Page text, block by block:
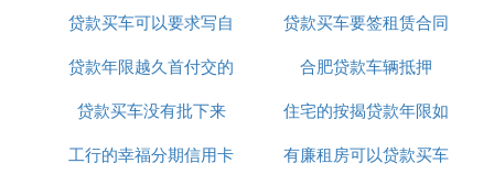
贷款买车可以要求写自
己的名字吗
贷款买车要签租赁合同
吗
贷款年限越久首付交的
越多吗
合肥贷款车辆抵押
贷款买车没有批下来
住宅的按揭贷款年限如
何算
工行的幸福分期信用卡
有廉租房可以贷款买车